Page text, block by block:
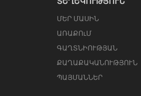
ՄԵՐ ՄԱՍԻՆ
ԱՌԱՔՈւՄ
ԳԱՂՏՆԻՈՒԹՅԱՆ
ՔԱՂԱՔԱԿԱՆՈՒԹՅՈՒՆ
ՊԱՅՄԱՆՆԵՐ